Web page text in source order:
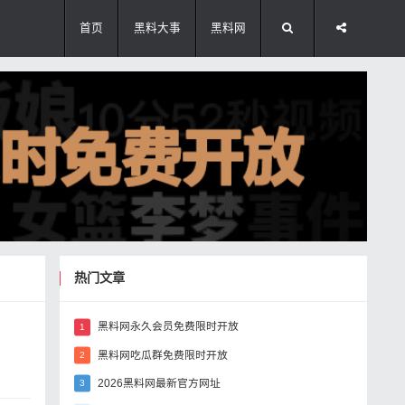
首页 黑料大事 黑料网
热门文章
1 黑料网永久会员免费限时开放
2 黑料网吃瓜群免费限时开放
3 2026黑料网最新官方网址